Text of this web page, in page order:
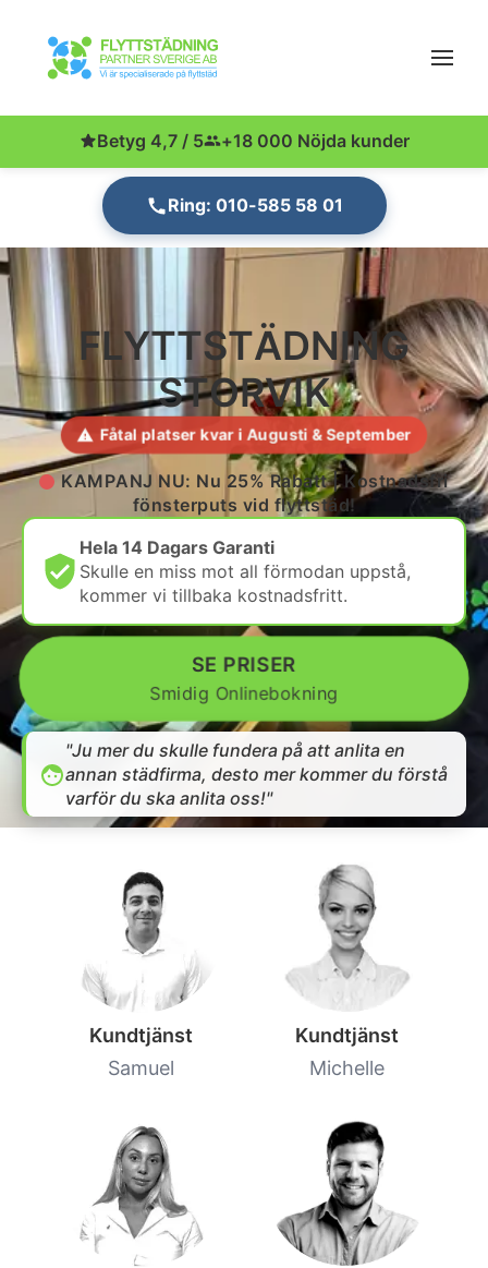
Betyg 4,7 / 5 +18 000 Nöjda kunder
Ring: 010-585 58 01
FLYTTSTÄDNING
STORVIK
Fåtal platser kvar i Augusti & September
KAMPANJ NU: Nu 25% Rabatt | Kostnadsfri
fönsterputs vid flyttstäd!
Hela 14 Dagars Garanti
Skulle en miss mot all förmodan uppstå,
kommer vi tillbaka kostnadsfritt.
SE PRISER
Smidig Onlinebokning
"Ju mer du skulle fundera på att anlita en
annan städfirma, desto mer kommer du förstå
varför du ska anlita oss!"
Kundtjänst
Samuel
Kundtjänst
Michelle